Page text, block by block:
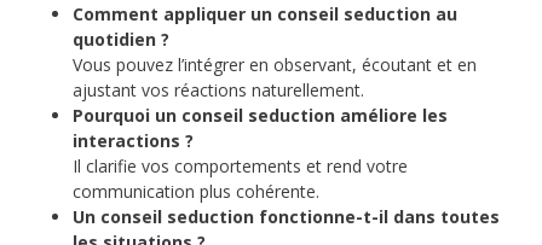
Comment appliquer un conseil seduction au
quotidien ?
Vous pouvez l’intégrer en observant, écoutant et en
ajustant vos réactions naturellement.
Pourquoi un conseil seduction améliore les
interactions ?
Il clarifie vos comportements et rend votre
communication plus cohérente.
Un conseil seduction fonctionne-t-il dans toutes